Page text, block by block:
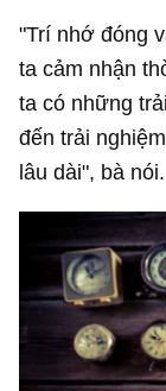
"Trí nhớ đóng
ta cảm nhận
ta có những
đến trải
lâu dài", bà nói.